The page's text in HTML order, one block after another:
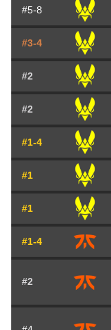
#5-8
#3-4
#2
#2
#1-4
#1
#1
#1-4
#2